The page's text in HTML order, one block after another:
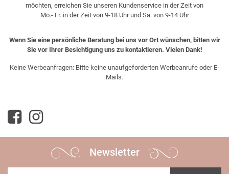
möchten, erreichen Sie unseren Kundenservice in der Zeit von
Mo.- Fr. in der Zeit von 9-18 Uhr und Sa. von 9-14 Uhr
Wenn Sie eine persönliche Beratung bei uns vor Ort wünschen, bitten wir
Sie vor Ihrer Besichtigung uns zu kontaktieren. Vielen Dank!
Keine Werbeanfragen: Bitte keine unaufgeforderten Werbeanrufe oder E-
Mails.
Newsletter